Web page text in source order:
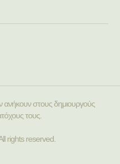
στους δημιουργούς
τους.
rights reserved.